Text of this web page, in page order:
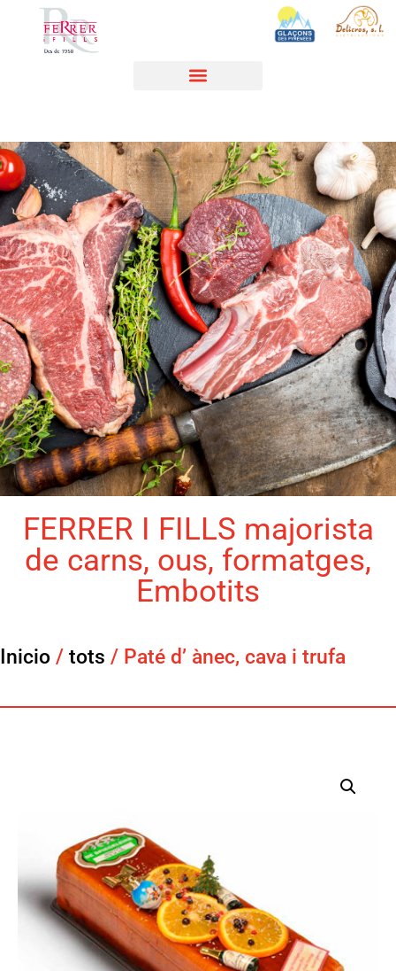
FERRER I FILLS majorista
de carns, ous, formatges,
Embotits
Inicio / tots / Paté d’ ànec, cava i trufa